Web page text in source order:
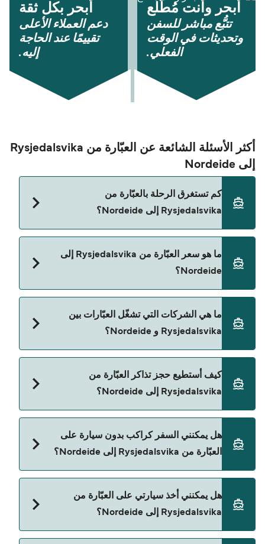
أبحر وأنت مُطّلع
تتبُّع مباشر للسفن
وتحديثات في الوقت
الفعلي.
أبحر بكل ثقة
دعم العملاء الأعلى
تقييمًا عند الحاجة
إليه.
أكثر الأسئلة الشائعة عن العبّارة من Rysjedalsvika
إلى Nordeide
كم تستغرق الرحلة بالعبّارة من
Rysjedalsvika إلى Nordeide؟
تقريباً 55 دقائق. مدة الإبحار ممكن تختلف حسب الموسم
باستخدام Direct Ferries Deal Finder.
ما هو سعر العبّارة من Rysjedalsvika إلى
Nordeide؟
السعر لا يشمل رسوم الحجز.
ما هي الشركات التي تشغّل العبّارات بين
Rysjedalsvika و Nordeide؟
إلى Nordeide.
كيف أستطيع حجز تذاكر العبّارة من
Rysjedalsvika إلى Nordeide؟
صفحة العروض لمعرفة أحدث التخفيضات.
هل يمكنني السفر كراكب بدون سيارة على
العبّارة من Rysjedalsvika إلى Nordeide؟
نعم، يمكنك السفر كراكب بدون سيارة من
Rysjedalsvika إلى Nordeide مع:
هل يمكنني أخذ سيارتي على العبّارة من
Rysjedalsvika إلى Nordeide؟